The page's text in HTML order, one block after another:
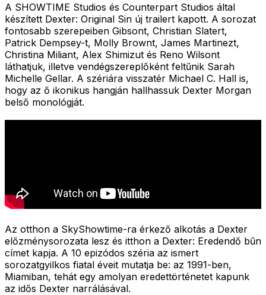
A SHOWTIME Studios és Counterpart Studios által
készített Dexter: Original Sin új trailert kapott. A sorozat
fontosabb szerepeiben Gibsont, Christian Slatert,
Patrick Dempsey-t, Molly Brownt, James Martinezt,
Christina Miliant, Alex Shimizut és Reno Wilsont
láthatjuk, illetve vendégszereplőként feltűnik Sarah
Michelle Gellar. A szériára visszatér Michael C. Hall is,
hogy az ő ikonikus hangján hallhassuk Dexter Morgan
belső monológját.
Az otthon a SkyShowtime-ra érkező alkotás a Dexter
előzménysorozata lesz és itthon a Dexter: Eredendő bűn
címet kapja. A 10 epizódos széria az ismert
sorozatgyilkos fiatal éveit mutatja be: az 1991-ben,
Miamiban, tehát egy amolyan eredettörténetet kapunk
az idős Dexter narrálásával.